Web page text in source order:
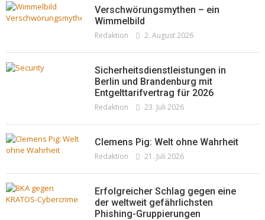
Pepe Jeans London mit Summer Sale und
neuer Kollektion
Redaktion 19. Juli 2026
Woher kommt der Honig? – Neue EU-
Regeln gelten 14. Juni
Redaktion 13. Juni 2026
Verschwörungsmythen – ein
Wimmelbild
Redaktion 2. August 2026
Sicherheitsdienstleistungen in
Berlin und Brandenburg mit
Entgelttarifvertrag für 2026
Redaktion 23. Juli 2026
Clemens Pig: Welt ohne Wahrheit
Redaktion 21. Juli 2026
Erfolgreicher Schlag gegen eine
der weltweit gefährlichsten
Phishing-Gruppierungen